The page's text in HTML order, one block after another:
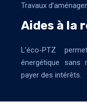
Travaux
Aides à la
L’éco-PTZ
énergétique sans
payer des intérêts.